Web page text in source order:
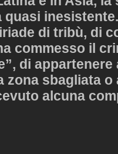
di tribù, di
commesso il
di
zona sbagliata o
alcuna